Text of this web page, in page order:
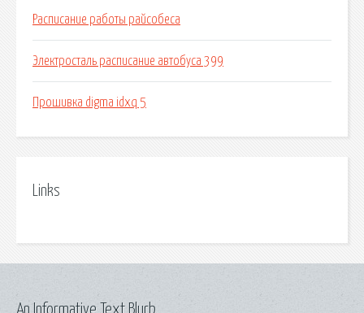
Расписание работы райсобеса
Электросталь расписание автобуса 399
Прошивка digma idxq 5
Links
An Informative Text Blurb